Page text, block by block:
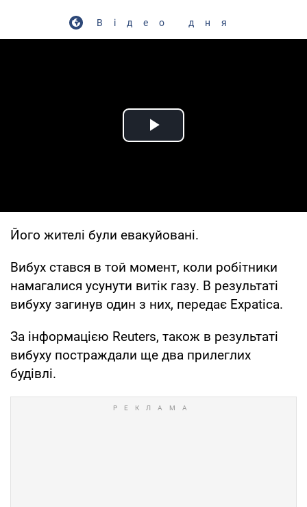
Відео дня
Play Video
Його жителі були евакуйовані.
Вибух стався в той момент, коли робітники
намагалися усунути витік газу. В результаті
вибуху загинув один з них, передає Expatica.
За інформацією Reuters, також в результаті
вибуху постраждали ще два прилеглих
будівлі.